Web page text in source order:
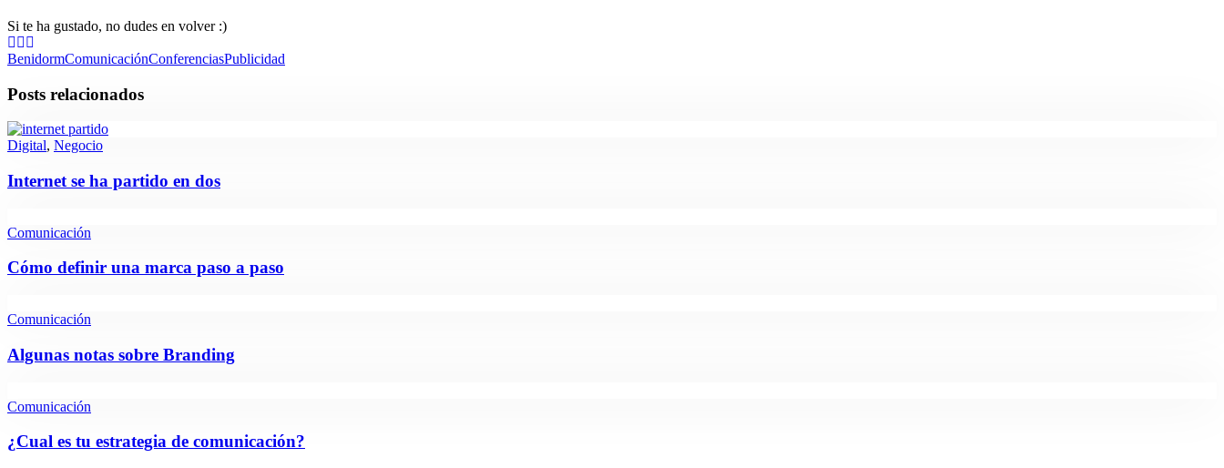
Si te ha gustado, no dudes en volver :)
BenidormComunicaciónConferenciasPublicidad
Posts relacionados
Digital, Negocio
Internet se ha partido en dos
Comunicación
Cómo definir una marca paso a paso
Comunicación
Algunas notas sobre Branding
Comunicación
¿Cual es tu estrategia de comunicación?